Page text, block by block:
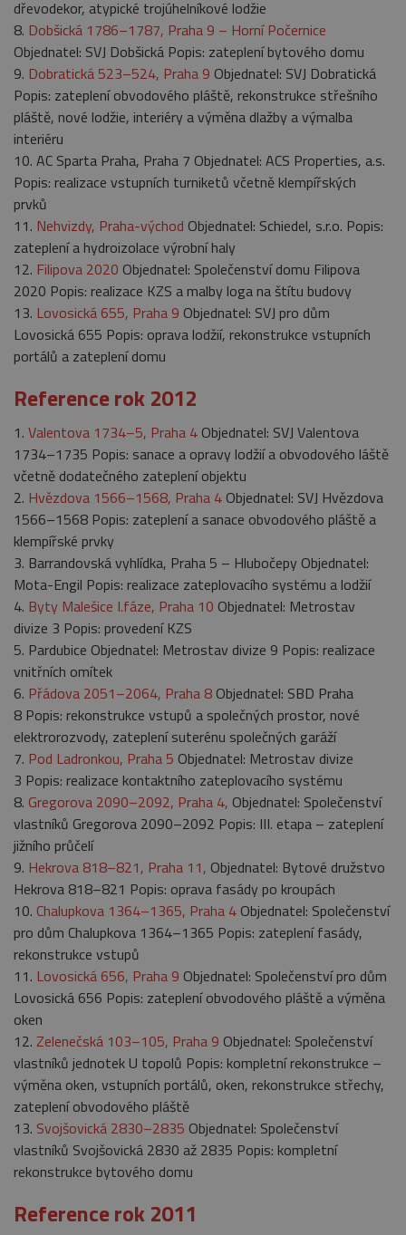
dřevodekor, atypické trojúhelníkové lodžie
8. Dobšická 1786–1787, Praha 9 – Horní Počernice
Objednatel: SVJ Dobšická Popis: zateplení bytového domu
9. Dobratická 523–524, Praha 9 Objednatel: SVJ Dobratická
Popis: zateplení obvodového pláště, rekonstrukce střešního
pláště, nové lodžie, interiéry a výměna dlažby a výmalba
interiéru
10. AC Sparta Praha, Praha 7 Objednatel: ACS Properties, a.s.
Popis: realizace vstupních turniketů včetně klempířských
prvků
11. Nehvizdy, Praha-východ Objednatel: Schiedel, s.r.o. Popis:
zateplení a hydroizolace výrobní haly
12. Filipova 2020 Objednatel: Společenství domu Filipova
2020 Popis: realizace KZS a malby loga na štítu budovy
13. Lovosická 655, Praha 9 Objednatel: SVJ pro dům
Lovosická 655 Popis: oprava lodžií, rekonstrukce vstupních
portálů a zateplení domu
Reference rok 2012
1. Valentova 1734–5, Praha 4 Objednatel: SVJ Valentova
1734–1735 Popis: sanace a opravy lodžií a obvodového láště
včetně dodatečného zateplení objektu
2. Hvězdova 1566–1568, Praha 4 Objednatel: SVJ Hvězdova
1566–1568 Popis: zateplení a sanace obvodového pláště a
klempířské prvky
3. Barrandovská vyhlídka, Praha 5 – Hlubočepy Objednatel:
Mota-Engil Popis: realizace zateplovacího systému a lodžií
4. Byty Malešice I.fáze, Praha 10 Objednatel: Metrostav
divize 3 Popis: provedení KZS
5. Pardubice Objednatel: Metrostav divize 9 Popis: realizace
vnitřních omítek
6. Přádova 2051–2064, Praha 8 Objednatel: SBD Praha
8 Popis: rekonstrukce vstupů a společných prostor, nové
elektrorozvody, zateplení suterénu společných garáží
7. Pod Ladronkou, Praha 5 Objednatel: Metrostav divize
3 Popis: realizace kontaktního zateplovacího systému
8. Gregorova 2090–2092, Praha 4, Objednatel: Společenství
vlastníků Gregorova 2090–2092 Popis: III. etapa – zateplení
jižního průčelí
9. Hekrova 818–821, Praha 11, Objednatel: Bytové družstvo
Hekrova 818–821 Popis: oprava fasády po kroupách
10. Chalupkova 1364–1365, Praha 4 Objednatel: Společenství
pro dům Chalupkova 1364–1365 Popis: zateplení fasády,
rekonstrukce vstupů
11. Lovosická 656, Praha 9 Objednatel: Společenství pro dům
Lovosická 656 Popis: zateplení obvodového pláště a výměna
oken
12. Zelenečská 103–105, Praha 9 Objednatel: Společenství
vlastníků jednotek U topolů Popis: kompletní rekonstrukce –
výměna oken, vstupních portálů, oken, rekonstrukce střechy,
zateplení obvodového pláště
13. Svojšovická 2830–2835 Objednatel: Společenství
vlastníků Svojšovická 2830 až 2835 Popis: kompletní
rekonstrukce bytového domu
Reference rok 2011